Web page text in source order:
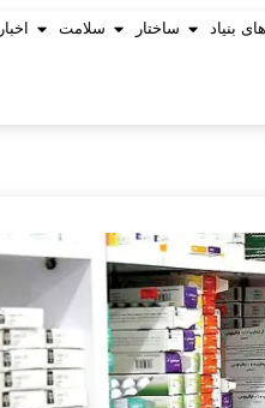
بنیاد ساختار سلامت اخبار